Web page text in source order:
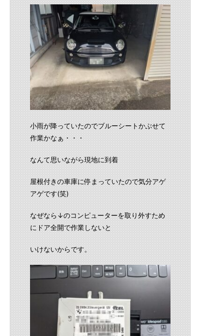
小雨が降っていたのでブルーシートかぶせて
作業かなぁ・・・
なんて思いながら現地に到着
屋根付きの車庫に停まっていたので気分アゲ
アゲです(笑)
なぜなら↓のコンピューターを取り外すため
にドア全開で作業しないと
いけないからです。